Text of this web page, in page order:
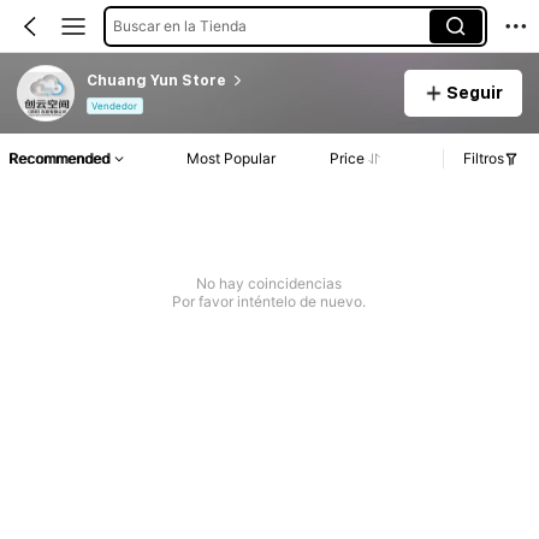
Buscar en la Tienda
Chuang Yun Store
Vendedor
Seguir
Recommended Most Popular Price Filtros
No hay coincidencias
Por favor inténtelo de nuevo.